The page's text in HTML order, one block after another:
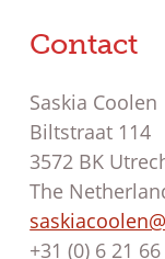
Contact
Saskia Coolen
Biltstraat 114
3572 BK
The
+31 (0) 6 21